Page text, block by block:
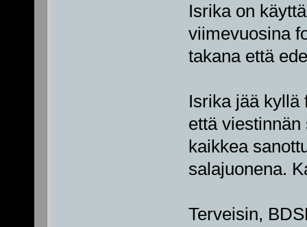
Isrika on
viimevuosina
takana että
Isrika jää kyllä
että
kaikkea
salajuonena.
Terveisin,